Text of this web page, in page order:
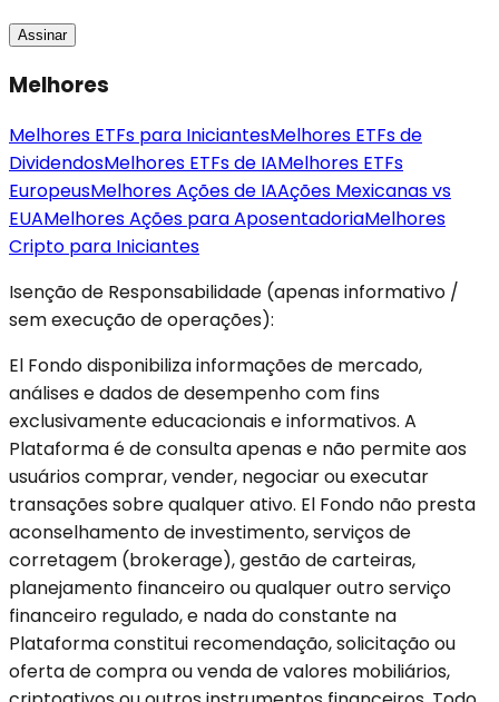
Assinar
Melhores
Melhores ETFs para IniciantesMelhores ETFs de
DividendosMelhores ETFs de IAMelhores ETFs
EuropeusMelhores Ações de IAAções Mexicanas vs
EUAMelhores Ações para AposentadoriaMelhores
Cripto para Iniciantes
Isenção de Responsabilidade (apenas informativo /
sem execução de operações):
El Fondo disponibiliza informações de mercado,
análises e dados de desempenho com fins
exclusivamente educacionais e informativos. A
Plataforma é de consulta apenas e não permite aos
usuários comprar, vender, negociar ou executar
transações sobre qualquer ativo. El Fondo não presta
aconselhamento de investimento, serviços de
corretagem (brokerage), gestão de carteiras,
planejamento financeiro ou qualquer outro serviço
financeiro regulado, e nada do constante na
Plataforma constitui recomendação, solicitação ou
oferta de compra ou venda de valores mobiliários,